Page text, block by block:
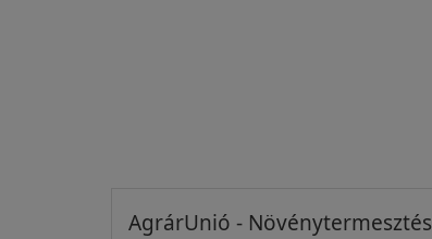
AgrárUnió - Növénytermesztés